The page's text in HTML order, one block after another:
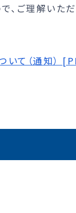
、ご理解いた
いて（通知）